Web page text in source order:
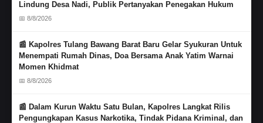
Lindung Desa Nadi, Publik Pertanyakan Penegakan Hukum
📅 8/8/2026
📰 Kapolres Tulang Bawang Barat Baru Gelar Syukuran Untuk
Menempati Rumah Dinas, Doa Bersama Anak Yatim Warnai
Momen Khidmat
📅 8/8/2026
📰 Dalam Kurun Waktu Satu Bulan, Kapolres Langkat Rilis
Pengungkapan Kasus Narkotika, Tindak Pidana Kriminal, dan